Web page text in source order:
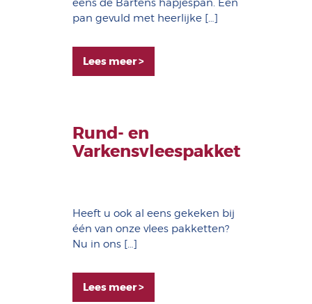
eens de Bartens hapjespan. Een
pan gevuld met heerlijke […]
Lees meer >
Rund- en
Varkensvleespakket
Heeft u ook al eens gekeken bij
één van onze vlees pakketten?
Nu in ons […]
Lees meer >